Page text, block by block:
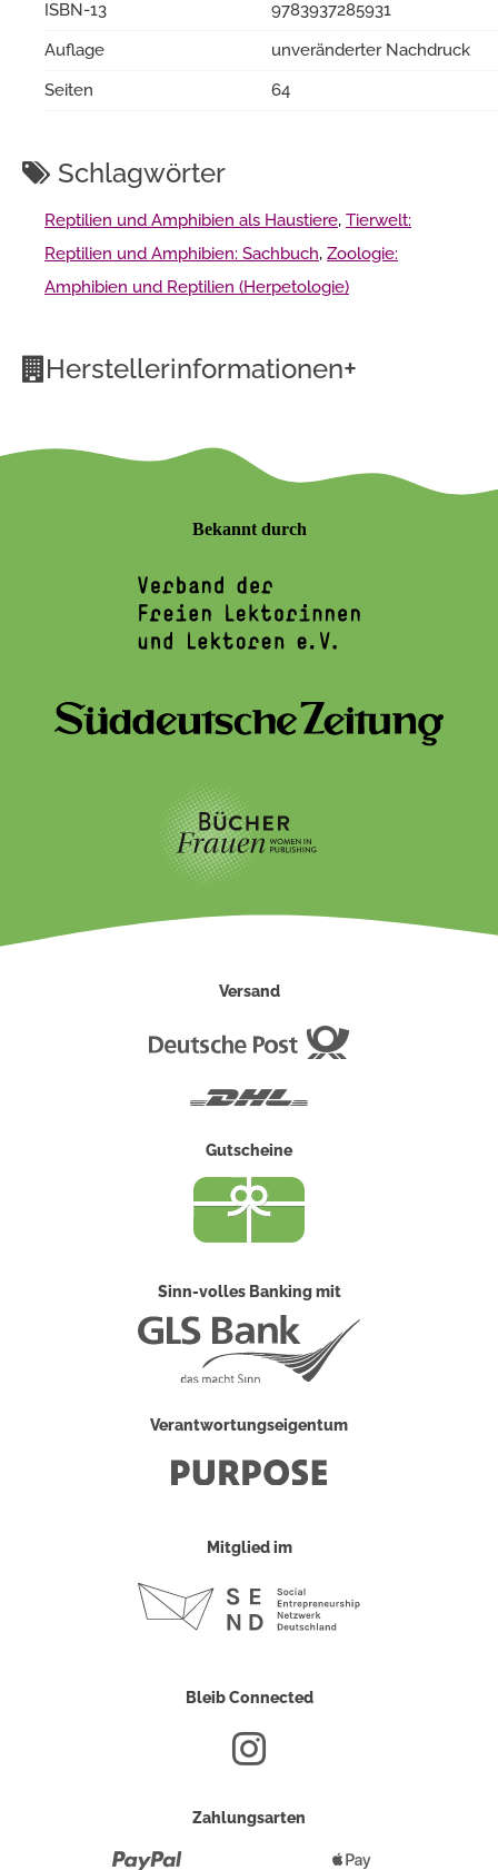
ISBN-13
9783937285931
Auflage
unveränderter Nachdruck
Seiten
64
Schlagwörter
Reptilien und Amphibien als Haustiere, Tierwelt:
Reptilien und Amphibien: Sachbuch, Zoologie:
Amphibien und Reptilien (Herpetologie)
Herstellerinformationen+
Bekannt durch
Versand
Gutscheine
Sinn-volles Banking mit
Verantwortungseigentum
Mitglied im
Bleib Connected
Zahlungsarten